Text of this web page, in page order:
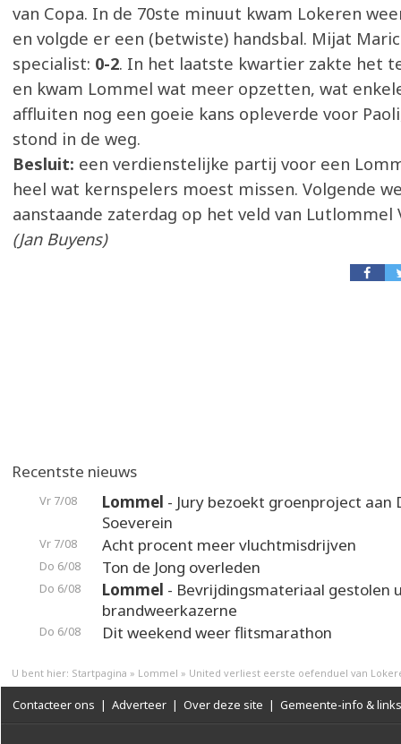
van Copa. In de 70ste minuut kwam Lokeren
en volgde er een (betwiste) handsbal. Mijat
specialist: 0-2. In het laatste kwartier zakte het
en kwam Lommel wat meer opzetten, wat
affluiten nog een goeie kans opleverde voor
stond in de weg.
Besluit: een verdienstelijke partij voor een
heel wat kernspelers moest missen. Volgende
aanstaande zaterdag op het veld van Lutlommel
(Jan Buyens)
Recentste nieuws
Vr 7/08 Lommel - Jury bezoekt groenproject aan
Soeverein
Vr 7/08 Acht procent meer vluchtmisdrijven
Do 6/08 Ton de Jong overleden
Do 6/08 Lommel - Bevrijdingsmateriaal gestolen
brandweerkazerne
Do 6/08 Dit weekend weer flitsmarathon
U bent hier: Startpagina » Lommel » United verliest eerste oefenduel van
Contacteer ons | Adverteer | Over deze site | Gemeente-info & links